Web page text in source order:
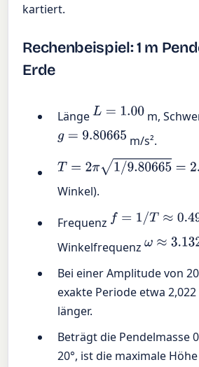
kartiert.
Rechenbeispiel: 1 m
Erde
LängeL= 1.00
m,
g =9.80665
m/s².
T= 2π 1/9.80665=2.0064
Winkel).
Frequenz f= 1/ T≈0.4984
Winkelfrequenzω ≈3.132
Bei einer Amplitude von
exakte Periode etwa
länger.
Beträgt die Pendelmasse
20°, ist die maximale Höhe